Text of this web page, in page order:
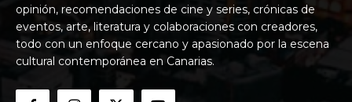
opinión, recomendaciones de cine y series, crónicas de
eventos, arte, literatura y colaboraciones con creadores,
todo con un enfoque cercano y apasionado por la escena
cultural contemporánea en Canarias.